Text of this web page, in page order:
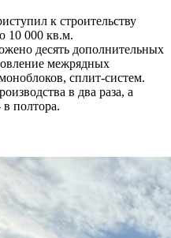
к строительству
10 000 кв.м.
десять дополнительных
межрядных
сплит-систем.
в два раза, а
в полтора.